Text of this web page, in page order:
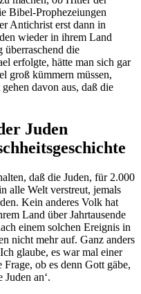
Bibel-Prophezeiungen
Antichrist erst dann in
wieder in ihrem Land
die
erfolgte, hätte man sich gar
groß kümmern müssen,
davon aus, daß die
Juden
daß die Juden, für 2.000
alle Welt verstreut, jemals
Kein anderes Volk hat
Land über Jahrtausende
einem solchen Ereignis in
nicht mehr auf. Ganz anders
glaube, es war mal einer
ob es denn Gott gäbe,
Juden an‘.